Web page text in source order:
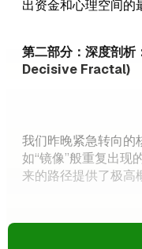
出资金和心理空间的
第二部分：深度剖
Decisive Fractal)
我们昨晚紧急转向的
如“镜像”般重复出现
来的路径提供了极高